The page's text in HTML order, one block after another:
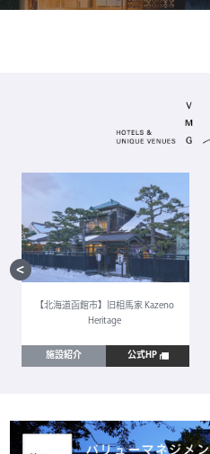
【北海道函館市】旧相馬家 Kazeno
Heritage
施設紹介 公式HP